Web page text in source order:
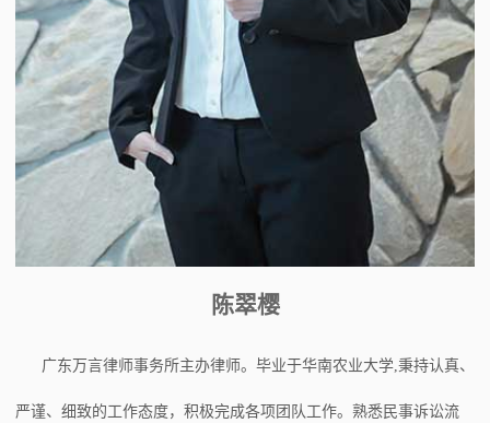
陈翠樱
广东万言律师事务所主办律师。毕业于华南农业大学,秉持认真、
严谨、细致的工作态度，积极完成各项团队工作。熟悉民事诉讼流